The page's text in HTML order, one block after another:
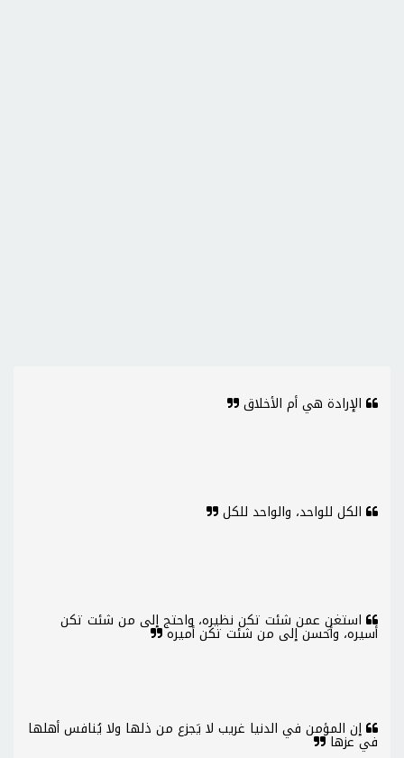
الإرادة هي أم الأخلاق
الكل للواحد، والواحد للكل
استغنِ عمن شئت تكن نظيره، واحتج إلى من شئت تكن
أسيره، وأحسن إلى من شئت تكن أميره
إن المؤمن في الدنيا غريب لا يَجزع من ذلها ولا يُنافس أهلها
في عزها